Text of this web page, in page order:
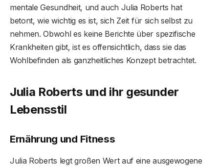
mentale Gesundheit, und auch Julia Roberts hat
betont, wie wichtig es ist, sich Zeit für sich selbst zu
nehmen. Obwohl es keine Berichte über spezifische
Krankheiten gibt, ist es offensichtlich, dass sie das
Wohlbefinden als ganzheitliches Konzept betrachtet.
Julia Roberts und ihr gesunder
Lebensstil
Ernährung und Fitness
Julia Roberts legt großen Wert auf eine ausgewogene